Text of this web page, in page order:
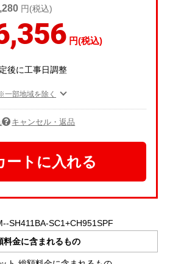
円(税込)
円(税込)
後に工事日調整
一部地域を除く
キャンセル・返品
ートに入れる
SH411BA-SC1+CH951SPF
料金に含まれるもの